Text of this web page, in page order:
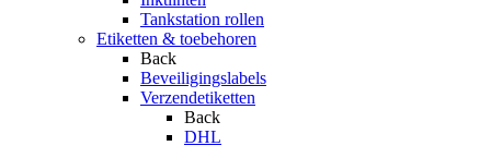
Tankstation rollen
Etiketten & toebehoren
Back
Beveiligingslabels
Verzendetiketten
Back
DHL